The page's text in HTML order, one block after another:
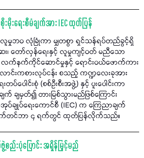
မိုးရေးစီမံချက်အား IEC ထုတ်ပြန်
မှုဘဝ လုံခြုံကာ မျှတစွာ ရှင်သန်ရပ်တည်ခွင့်ရှိ
၊ တော်လှန်ရေးနှင့် လူမှုကျင့်ဝတ် မညီသော
င် လက်နက်ကိုင်ဆောင်မှုနှင့် ရောင်းဝယ်ဖောက်ကား
ောင်းကစားလုပ်ငန်း စသည့် ကဏ္ဍလေးခုအား
ပေါင်းစုံ (စစ်ဦးစီးအဖွဲ့) နှင့် ပူးပေါင်းကာ
ျက် ချမှတ်၍ တားမြစ်သွားမည်ဖြစ်ကြောင်း
ချုပ်ရေးကောင်စီ (IEC) က ကြေညာချက်
စက်တင်ဘာ ၄ ရက်တွင် ထုတ်ပြန်လိုက်သည်။
ည်းပုံပြောင်း အရှိန်မြှင့်မည်